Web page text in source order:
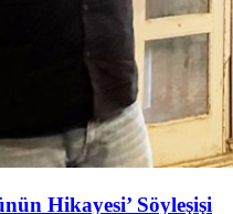
Hikayesi’ Söyleşişi